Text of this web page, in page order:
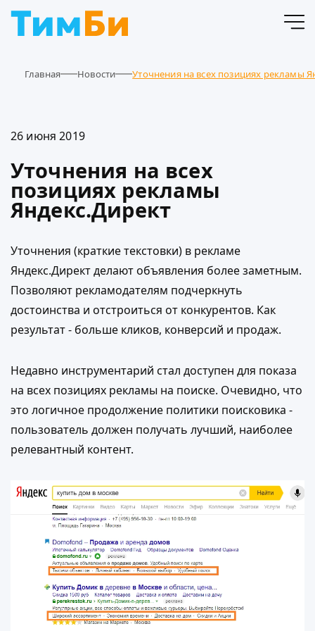
Главная Новости Уточнения на всех позициях рекламы
26 июня 2019
Уточнения на всех
позициях рекламы
Яндекс.Директ
Уточнения (краткие текстовки) в рекламе
Яндекс.Директ делают объявления более заметным.
Позволяют рекламодателям подчеркнуть
достоинства и отстроиться от конкурентов. Как
результат - больше кликов, конверсий и продаж.
Недавно инструментарий стал доступен для показа
на всех позициях рекламы на поиске. Очевидно, что
это логичное продолжение политики поисковика -
пользователь должен получать лучший, наиболее
релевантный контент.